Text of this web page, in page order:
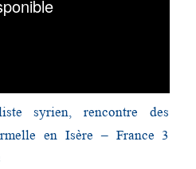
syrien, rencontre des
en Isère – France 3